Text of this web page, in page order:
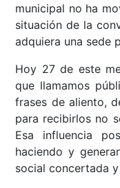
municipal no ha
situación de la
adquiera una sede
Hoy 27 de este
que llamamos
frases de aliento,
para recibirlos no
Esa influencia
haciendo y
social concertada